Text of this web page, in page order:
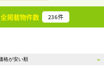
全掲載物件数 236件